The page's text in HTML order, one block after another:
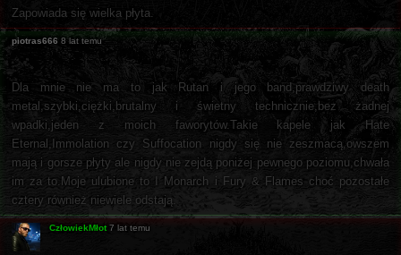
Zapowiada się wielka płyta.
piotras666 8 lat temu
Dla mnie nie ma to jak Rutan i jego band,prawdziwy death
metal,szybki,ciężki,brutalny i świetny technicznie,bez żadnej
wpadki,jeden z moich faworytów.Takie kapele jak Hate
Eternal,Immolation czy Suffocation nigdy się nie zeszmacą,owszem
mają i gorsze płyty ale nigdy nie zejdą poniżej pewnego poziomu,chwała
im za to.Moje ulubione to I Monarch i Fury & Flames choć pozostałe
cztery również niewiele odstają.
CzłowiekMłot 7 lat temu